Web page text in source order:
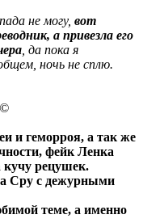
не могу, вот
а привезла его
, да пока я
ночь не сплю.
©
и геморроя, а так же
фейк Ленка
кучу рецушек.
Сру с дежурными
теме, а именно